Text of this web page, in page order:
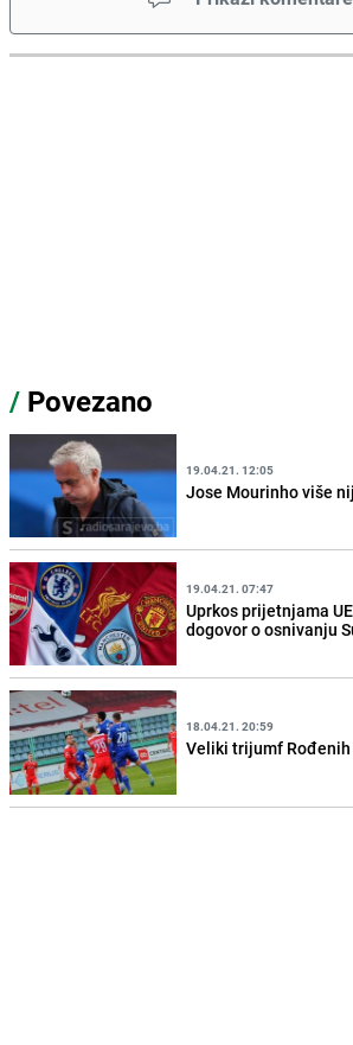
/ Povezano
19.04.21. 12:05
Jose Mourinho više
19.04.21. 07:47
Uprkos prijetnjama
dogovor o osnivanju
18.04.21. 20:59
Veliki trijumf Rođenih